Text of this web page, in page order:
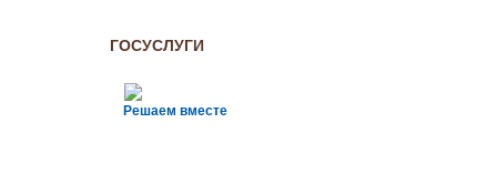
ГОСУСЛУГИ
Решаем вместе